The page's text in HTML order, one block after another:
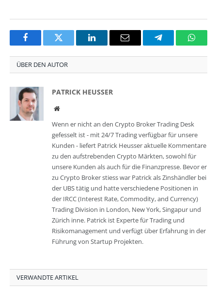
FacebookTwitter LinkedInEmail Telegram
ÜBER DEN AUTOR
PATRICK HEUSSER
Website
Wenn er nicht an den Crypto Broker Trading Desk
gefesselt ist - mit 24/7 Trading verfügbar für unsere
Kunden - liefert Patrick Heusser aktuelle Kommentare
zu den aufstrebenden Crypto Märkten, sowohl für
unsere Kunden als auch für die Finanzpresse. Bevor er
zu Crypto Broker stiess war Patrick als Zinshändler bei
der UBS tätig und hatte verschiedene Positionen in
der IRCC (Interest Rate, Commodity, and Currency)
Trading Division in London, New York, Singapur und
Zürich inne. Patrick ist Experte für Trading und
Risikomanagement und verfügt über Erfahrung in der
Führung von Startup Projekten.
VERWANDTE ARTIKEL